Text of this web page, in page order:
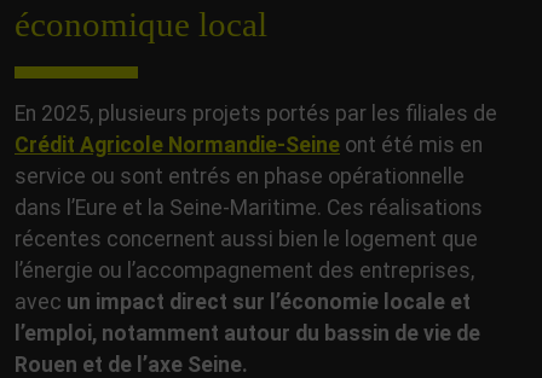
économique local
En 2025, plusieurs projets portés par les filiales de
Crédit Agricole Normandie-Seine ont été mis en
service ou sont entrés en phase opérationnelle
dans l’Eure et la Seine-Maritime. Ces réalisations
récentes concernent aussi bien le logement que
l’énergie ou l’accompagnement des entreprises,
avec un impact direct sur l’économie locale et
l’emploi, notamment autour du bassin de vie de
Rouen et de l’axe Seine.